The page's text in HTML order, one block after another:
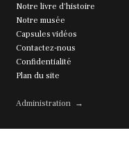
Notre livre d'histoire
Notre musée
Capsules vidéos
Contactez-nous
Confidentialité
Plan du site
Administration →